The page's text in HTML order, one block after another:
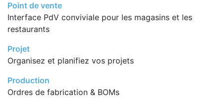
Point de vente
Interface PdV conviviale pour les magasins et les
restaurants
Projet
Organisez et planifiez vos projets
Production
Ordres de fabrication & BOMs